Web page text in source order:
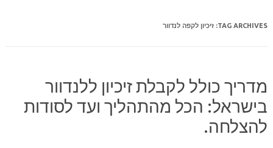
TAG ARCHIVES: זיכיון לקפה לנדוור
מדריך כולל לקבלת זיכיון ללנדוור
בישראל: הכל מהתהליך ועד לסודות
להצלחה.